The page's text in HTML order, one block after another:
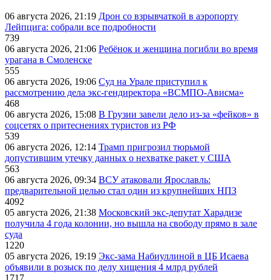
06 августа 2026, 21:19 Дрон со взрывчаткой в аэропорту
Лейпцига: собрали все подробности
739
06 августа 2026, 21:06 Ребёнок и женщина погибли во время
урагана в Смоленске
555
06 августа 2026, 19:06 Суд на Урале приступил к
рассмотрению дела экс-гендиректора «ВСМПО-Ависма»
468
06 августа 2026, 15:08 В Грузии завели дело из-за «фейков» в
соцсетях о притеснениях туристов из РФ
539
06 августа 2026, 12:14 Трамп пригрозил тюрьмой
допустившим утечку данных о нехватке ракет у США
563
06 августа 2026, 09:34 ВСУ атаковали Ярославль:
предварительной целью стал один из крупнейших НПЗ
4092
05 августа 2026, 21:38 Московский экс-депутат Харадизе
получила 4 года колонии, но вышла на свободу прямо в зале
суда
1220
05 августа 2026, 19:19 Экс-зама Набиуллиной в ЦБ Исаева
объявили в розыск по делу хищения 4 млрд рублей
1717